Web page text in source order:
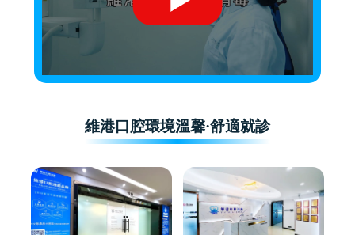
維港口腔環境溫馨·舒適就診